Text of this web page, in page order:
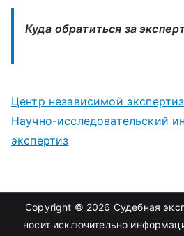
Куда обратиться за
Центр независимой
Научно-исследовательский
экспертиз
Copyright © 2026 Судебная
носит исключительно